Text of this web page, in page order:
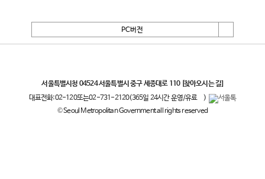
PC버전
서울특별시청 04524 서울특별시 중구 세종대로 110 [찾아오시는 길]
대표전화:02-120또는02-731-2120(365일 24시간 운영/유료
)
© Seoul Metropolitan Government all rights reserved